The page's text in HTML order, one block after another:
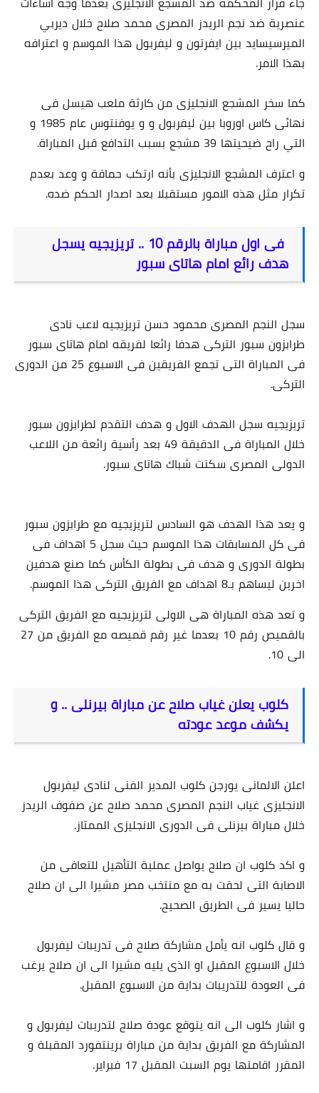
عنصرية ضد نجم الريدز المصرى محمد صلاح خلال ديربي
الميرسيسايد بين ايفرتون و ليفربول هذا الموسم و اعترافه
بهذا الامر.
كما سخر المشجع الانجليزى من كارثة ملعب هيسل فى
نهائى كاس اوروبا بين ليفربول و و يوفنتوس عام 1985 و
التي راح ضيحيتها 39 مشجع بسبب التدافع قبل المباراة.
و اعترف المشجع الانجليزى بأنه ارتكب حماقة و وعد بعدم
تكرار مثل هذه الامور مستقبلا بعد اصدار الحكم ضده.
فى اول مباراة بالرقم 10 .. تريزيجيه يسجل
هدف رائع امام هاتاى سبور
سجل النجم المصرى محمود حسن تريزيجيه لاعب نادى
طرابزون سبور التركى هدفا رائعا لفريقه امام هاتاى سبور
فى المباراة التى تجمع الفريقين فى الاسبوع 25 من الدورى
التركى.
تريزيجيه سجل الهدف الاول و هدف التقدم لطرابزون سبور
خلال المباراة فى الدقيقة 49 بعد رأسية رائعة من اللاعب
الدولى المصرى سكنت شباك هاتاى سبور.
و يعد هذا الهدف هو السادس لتريزيجيه مع طرابزون سبور
فى كل المسابقات هذا الموسم حيث سجل 5 اهداف فى
بطولة الدورى و هدف فى بطولة الكأس كما صنع هدفين
اخرين ليساهم بـ8 اهداف مع الفريق التركى هذا الموسم.
و تعد هذه المباراة هى الاولى لتريزيجيه مع الفريق التركى
بالقميص رقم 10 بعدما غير رقم قميصه مع الفريق من 27
الى 10.
كلوب يعلن غياب صلاح عن مباراة بيرنلى .. و
يكشف موعد عودته
اعلن الالمانى يورجن كلوب المدير الفنى لنادى ليفربول
الانجليزى غياب النجم المصرى محمد صلاح عن صفوف الريدز
خلال مباراة بيرنلى فى الدورى الانجليزى الممتاز.
و اكد كلوب ان صلاح يواصل عملية التأهيل للتعافى من
الاصابة التى لحقت به مع منتخب مصر مشيرا الى ان صلاح
حاليا يسير فى الطريق الصحيح.
و قال كلوب انه يأمل مشاركة صلاح فى تدريبات ليفربول
خلال الاسبوع المقبل او الذى يليه مشيرا الى ان صلاح يرغب
فى العودة للتدريبات بداية من الاسبوع المقبل.
و اشار كلوب الى انه يتوقع عودة صلاح لتدريبات ليفربول و
المشاركة مع الفريق بداية من مباراة برينتفورد المقبلة و
المقرر اقامتها يوم السبت المقبل 17 فبراير.